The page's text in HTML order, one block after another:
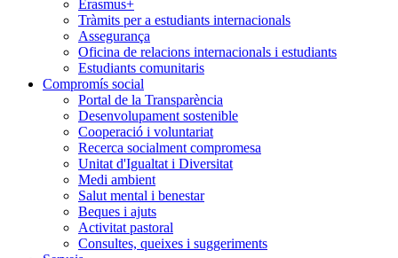
Erasmus+
Tràmits per a estudiants internacionals
Assegurança
Oficina de relacions internacionals i estudiants
Estudiants comunitaris
Compromís social
Portal de la Transparència
Desenvolupament sostenible
Cooperació i voluntariat
Recerca socialment compromesa
Unitat d'Igualtat i Diversitat
Medi ambient
Salut mental i benestar
Beques i ajuts
Activitat pastoral
Consultes, queixes i suggeriments